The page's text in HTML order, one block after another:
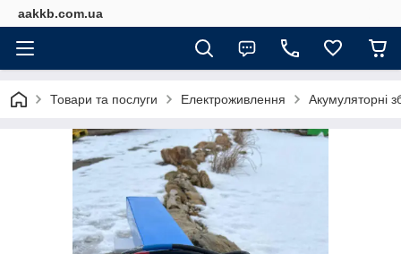
aakkb.com.ua
Товари та послуги Електроживлення Акумуляторні